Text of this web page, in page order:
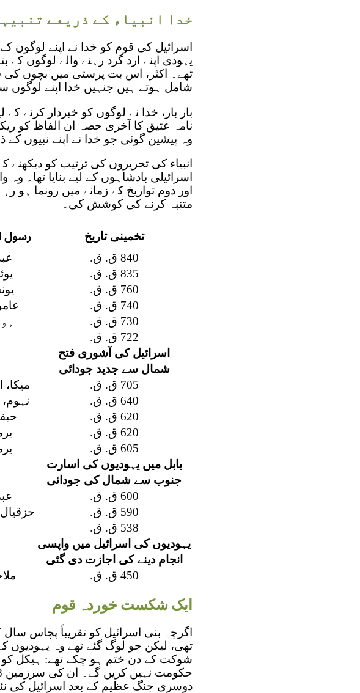
خدا انبیاء کے ذریعے
اسرائیل کی قوم کو خدا نے اپنے لوگوں کے
یہودی اپنے ارد گرد رہنے والے لوگوں کے
تھے۔ اکثر، اس بت پرستی میں بچوں
شامل ہوتے ہیں جنہیں خدا اپنے لوگوں
بار بار، خدا نے لوگوں کو خبردار کرنے
نامہ عتیق کا آخری حصہ ان الفاظ کو
وہ پیشین گوئی جو خدا نے اپنے نبیوں
انبیاء کی تحریروں کی ترتیب کو
اسرائیلی بادشاہوں کے لیے بنایا تھا۔
اور دوم تواریخ کے زمانے میں رونما ہو
متنبہ کرنے کی کوشش کی۔
تخمینی تاریخ رسول
840 ق. ق.
835 ق. ق.
760 ق. ق.
740 ق. ق.
730 ق. ق.
722 ق. ق.
اسرائیل کی آشوری فتح
شمال سے جدید جودائی
705 ق. ق.
میکا،
640 ق. ق.
620 ق. ق.
620 ق. ق.
605 ق. ق.
بابل میں یہودیوں کی اسارت
جنوب سے شمال کی جودائی
600 ق. ق.
590 ق. ق.
538 ق. ق.
یہودیوں کی اسرائیل میں واپسی
انجام دینے کی اجازت دی گئی
450 ق. ق.
ایک شکست خوردہ قوم
اگرچہ بنی اسرائیل کو تقریباً پچاس
تھی، لیکن جو لوگ گئے تھے وہ یہودیوں
شوکت کے دن ختم ہو چکے تھے: ہیکل کو لوٹ
دوسری جنگ عظیم کے بعد اسرائیل کی